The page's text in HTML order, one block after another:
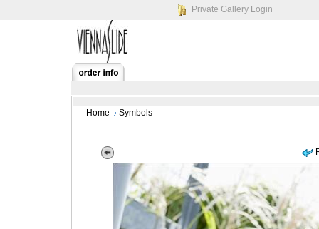
Private Gallery Login
Home Symbols